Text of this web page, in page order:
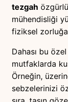
tezgah
mühendisliği
fiziksel zorluğa
Dahası bu özel
mutfaklarda
Örneğin,
sebzelerinizi